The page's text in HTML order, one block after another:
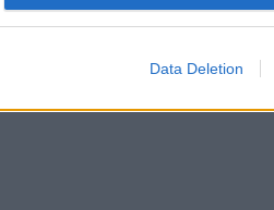
Data Deletion